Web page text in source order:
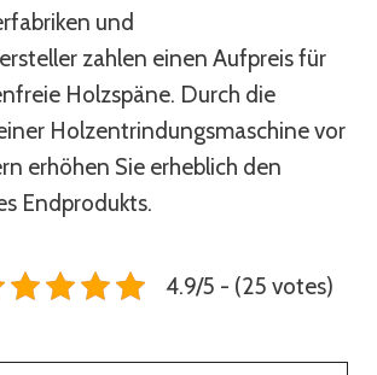
und
zahlen einen Aufpreis für
Holzspäne. Durch die
Holzentrindungsmaschine vor
erhöhen Sie erheblich den
Endprodukts.
4.9/5 - (25 votes)